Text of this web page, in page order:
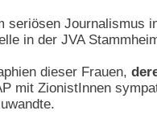
seriösen Journalismus
in der JVA
dieser Frauen,
mit ZionistInnen